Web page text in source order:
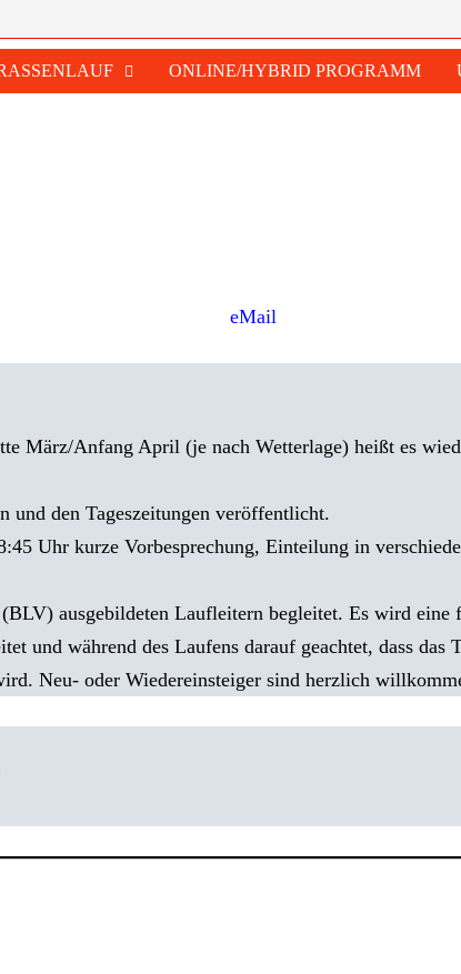
ONLINE/HYBRID PROGRAMM
eMail
März/Anfang April (je nach Wetterlage) heißt es
und den Tageszeitungen veröffentlicht.
Uhr kurze Vorbesprechung, Einteilung in
ausgebildeten Laufleitern begleitet. Es wird eine
und während des Laufens darauf geachtet, dass
Neu- oder Wiedereinsteiger sind herzlich